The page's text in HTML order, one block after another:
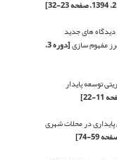
های جدید
مفهوم سازی
[دوره 3،
توسعه پایدار
پایداری در محلات شهری